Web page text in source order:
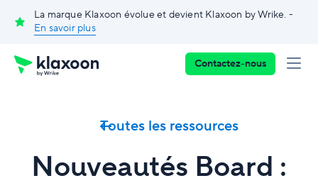
La marque Klaxoon évolue et devient Klaxoon by Wrike. -
En savoir plus
Contactez-nous
Toutes les ressources
Nouveautés Board :